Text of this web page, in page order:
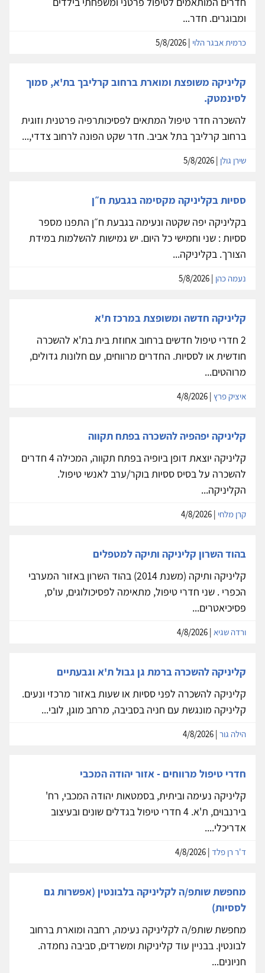
ומבוגרים. חדר...
כרמית אבגר הלוי
קליניקה משופצת ומוארת ברחוב קרליבך בת'א, סמוך
לסינמטק.
להשכרה חדר טיפול המתאים לפסיכותרפיה פרטנית וזוגית
ברחוב קרליבך בתל אביב. חדר שקט הפונה לרחוב צדדי,...
שירן גולן
ססיות בקליניקה מקסימה בגבעת ח״ן
בקליניקה יפה שקטה ונעימה בגבעת ח״ן התפנו מספר
ססיות : שני וחמישי כל היום. יש גמישות להשלמות במידת
הצורך. בקליניקה...
נעמה כהן
קליניקה חדשה ומשופצת במרכז ת'א
2 חדרי טיפול חדשים ברחוב אחוזת בית בת'א להשכרה
חודשית או לססיות. החדרים מרווחים, עם חלונות גדולים,
מרוהטים...
איציק פרץ
קליניקה יפהפיה להשכרה בפתח תקווה
קליניקה יוצאת דופן ביופיה בפתח תקווה, המכילה 4 חדרים
להשכרה על בסיס ססיות בוקר/ערב לאנשי טיפול.
הקליניקה...
קרן מלחי
בהוד השרון קליניקה ותיקה למטפלים
קליניקה ותיקה (משנת 2014) בהוד השרון באזור המערבי
הכפרי . שני חדרי טיפול, מתאימה לפסיכולוגים, עו'ס,
פסיכיאטרים...
ורדה שגיא
קליניקה להשכרה ברמת גן גבול ת'א וגבעתיים
קליניקה להשכרה לפני ססיות או שעות באזור מרכזי ונעים.
קליניקה מונגשת עם חניה בסביבה, מרחב מוגן, לובי...
הילה גור
חדרי טיפול מרווחים - אזור יהודה המכבי
קליניקה נעימה וביתית, בסמטאות יהודה המכבי, רח'
בירנבוים, ת'א. 4 חדרי טיפול בגדלים שונים ובעיצוב
אדריכלי....
ד'ר רן פלד
מחפשת שותפ/ה לקליניקה בלבונטין (אפשרות גם
לססיות)
מחפשת שותפ/ה לקליניקה נעימה, רחבה ומוארת ברחוב
לבונטין. בבניין עוד קליניקות ומשרדים, סביבה נחמדה.
חניונים...